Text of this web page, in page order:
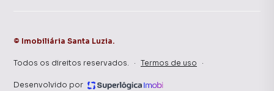
© Imobiliária Santa Luzia.
Todos os direitos reservados. · Termos de uso ·
Desenvolvido por